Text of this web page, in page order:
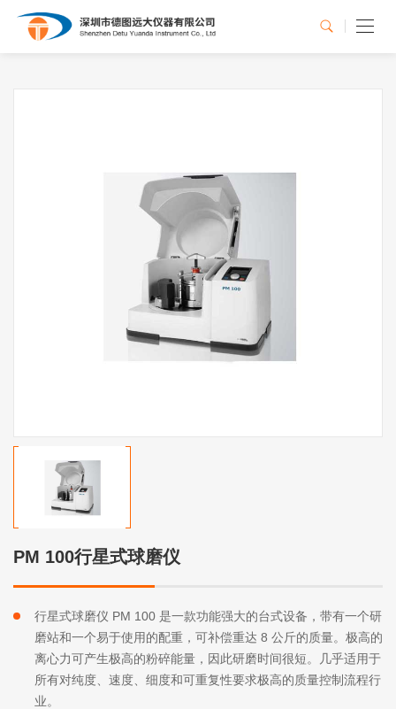
PM 100行星式球磨仪
行星式球磨仪 PM 100 是一款功能强大的台式设备，带有一个研
磨站和一个易于使用的配重，可补偿重达 8 公斤的质量。极高的
离心力可产生极高的粉碎能量，因此研磨时间很短。几乎适用于
所有对纯度、速度、细度和可重复性要求极高的质量控制流程行
业。